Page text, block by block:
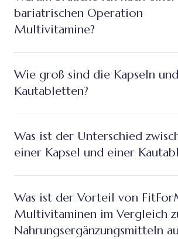
bariatrischen Operation
Multivitamine?
Wie groß sind die Kapseln und
Kautabletten?
Was ist der Unterschied
einer Kapsel und einer
Was ist der Vorteil von
Multivitaminen im Vergleich
Nahrungsergänzungsmitteln